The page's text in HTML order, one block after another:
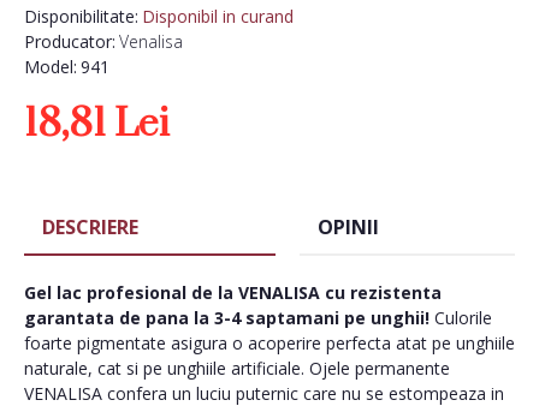
Disponibilitate: Disponibil in curand
Producator: Venalisa
Model: 941
18,81 Lei
DESCRIERE OPINII
Gel lac profesional de la VENALISA cu rezistenta
garantata de pana la 3-4 saptamani pe unghii! Culorile
foarte pigmentate asigura o acoperire perfecta atat pe unghiile
naturale, cat si pe unghiile artificiale. Ojele permanente
VENALISA confera un luciu puternic care nu se estompeaza in